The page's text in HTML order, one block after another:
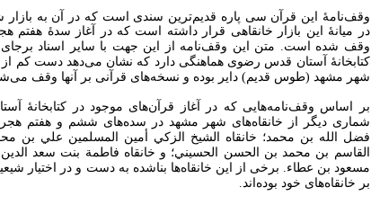
وقف‌نامۀ این قرآن سی پاره قدیم‌ترین سندی است که در آن به
در میانۀ این بازار خانقاهی قرار داشته است که در آغاز سدۀ هفتم
وقف شده است. متن این وقف‌نامه از این جهت با سایر اسناد برجای
کتابخانۀ آستان قدس رضوی هماهنگی دارد که نشان می‌دهد دست کم از
شهر مشهد (طوس قدیم) دایر بوده و نسخه‌های قرآنی بر آنها وقف
بر اساس وقف‌نامه‌هایی که در آغاز قرآن‌های موجود در کتابخانۀ
شماری دیگر از خانقاه‌های شهر مشهد در سده‌های ششم و هفتم هجری
فضل الله بن محمد؛ خانقاه الشیخ الزکي أمین المسلمین علي بن
القاسم بن محمد بن الحسن الحسیني؛ و خانقاه فاطمة بنت سعد الدین
مسعود بن عطاء. برخی از این خانقاه‌ها بناشده به دست و در اختیار
بر خانقاه‌های خود بوده‌اند.